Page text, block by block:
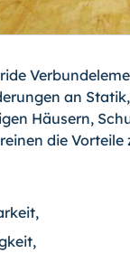
an
Häusern,
die